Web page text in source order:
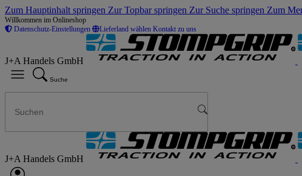
Zum Hauptinhalt springen Zur Topbar springen Zur Suche springen Zum
Willkommen im Onlineshop
Datenschutz-Einstellungen
Lieferland wählen Kontakt zu uns
J+A Handels GmbH
Suche
J+A Handels GmbH